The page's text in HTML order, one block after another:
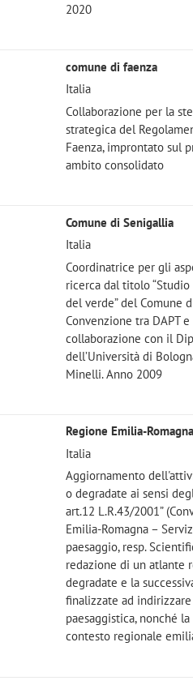
2020
comune di faenza
Italia
Collaborazione per la
strategica del
Faenza, improntato sul
ambito consolidato
Comune di Senigallia
Italia
Coordinatrice per gli
ricerca dal titolo
del verde” del Comune
Convenzione tra DAPT
collaborazione con il
dell’Università di
Minelli. Anno 2009
Regione Emilia-Romagna
Italia
Aggiornamento
o degradate ai sensi
art.12 L.R.43/2001”
Emilia-Romagna –
paesaggio, resp.
redazione di un atlante
degradate e la
finalizzate ad
paesaggistica, nonché
contesto regionale